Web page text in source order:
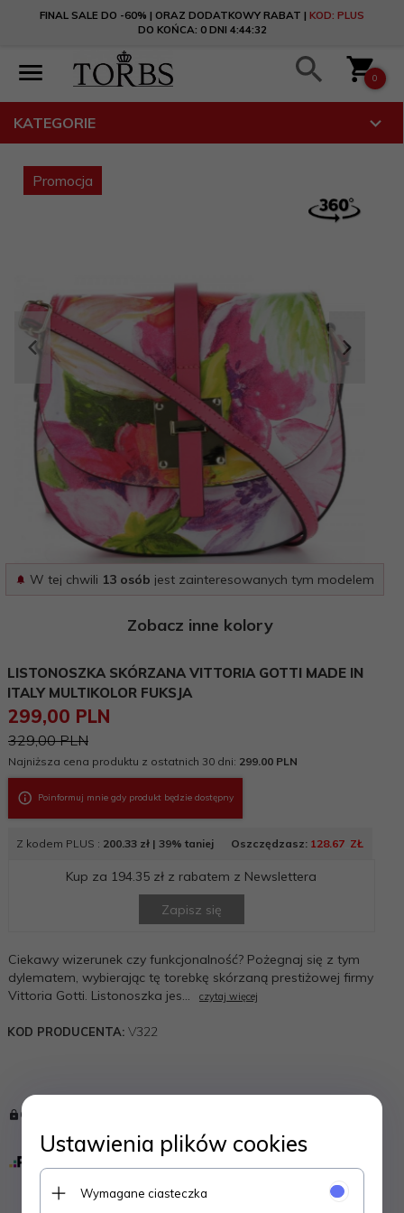
FINAL SALE DO -60% | ORAZ DODATKOWY RABAT | KOD: PLUS
DO KOŃCA: 0 DNI 4:44:32
0
KATEGORIE
Promocja
W tej chwili 13 osób jest zainteresowanych tym modelem
Zobacz inne kolory
LISTONOSZKA SKÓRZANA VITTORIA GOTTI MADE IN
ITALY MULTIKOLOR FUKSJA
299,00 PLN
329,00 PLN
Najniższa cena produktu z ostatnich 30 dni: 299.00 PLN
Poinformuj mnie gdy produkt będzie dostępny
Z kodem PLUS : 200.33 zł | 39% taniej Oszczędzasz: 128.67 ZŁ
KOD PRODUCENTA: V322
Ciekawy wizerunek czy funkcjonalność? Pożegnaj się z tym
dylematem, wybierając tę torebkę skórzaną prestiżowej firmy
Vittoria Gotti. Listonoszka jes...
czytaj więcej
GWARANCJA BEZPIECZNYCH ZAKUPÓW:
Kup za 194.35 zł z rabatem z Newslettera
Zapisz się
Ustawienia plików cookies
Wymagane ciasteczka